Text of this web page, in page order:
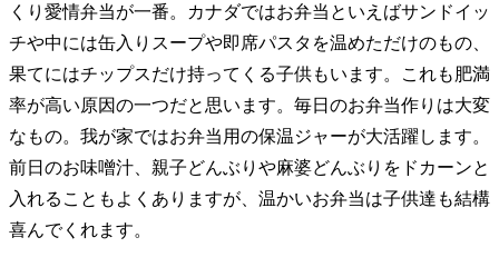
くり愛情弁当が一番。カナダではお弁当といえばサンドイッ
チや中には缶入りスープや即席パスタを温めただけのもの、
果てにはチップスだけ持ってくる子供もいます。これも肥満
率が高い原因の一つだと思います。毎日のお弁当作りは大変
なもの。我が家ではお弁当用の保温ジャーが大活躍します。
前日のお味噌汁、親子どんぶりや麻婆どんぶりをドカーンと
入れることもよくありますが、温かいお弁当は子供達も結構
喜んでくれます。